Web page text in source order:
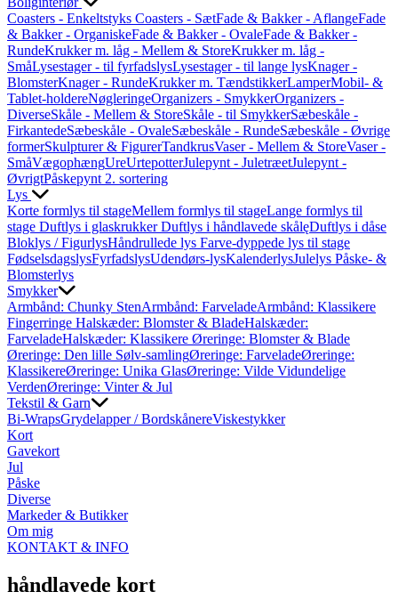
Coasters - Enkeltstyks Coasters - SætFade & Bakker - AflangeFade
& Bakker - OrganiskeFade & Bakker - OvaleFade & Bakker -
RundeKrukker m. låg - Mellem & StoreKrukker m. låg -
SmåLysestager - til fyrfadslysLysestager - til lange lysKnager -
BlomsterKnager - RundeKrukker m. TændstikkerLamperMobil- &
Tablet-holdereNøgleringeOrganizers - SmykkerOrganizers -
DiverseSkåle - Mellem & StoreSkåle - til SmykkerSæbeskåle -
FirkantedeSæbeskåle - OvaleSæbeskåle - RundeSæbeskåle - Øvrige
formerSkulpturer & FigurerTandkrusVaser - Mellem & StoreVaser -
SmåVægophængUreUrtepotterJulepynt - JuletræetJulepynt -
ØvrigtPåskepynt 2. sortering
Lys
Korte formlys til stageMellem formlys til stageLange formlys til
stage Duftlys i glaskrukkerDuftlys i håndlavede skålęDuftlys i dåse
Bloklys / FigurlysHåndrullede lys Farve-dyppede lys til stage
FødselsdagslysFyrfadslysUdendørs-lysKalenderlysJulelys Påske- &
Blomsterlys
Smykker
Armbånd: Chunky StenArmbånd: FarveladeArmbånd: Klassikere
Fingerringe Halskæder: Blomster & BladeHalskæder:
FarveladeHalskæder: Klassikere Øreringe: Blomster & Blade
Øreringe: Den lille Sølv-samlingØreringe: FarveladeØreringe:
KlassikereØreringe: Unika GlasØreringe: Vilde Vidundelige
VerdenØreringe: Vinter & Jul
Tekstil & Garn
Bi-WrapsGrydelapper / BordskånereViskestykker
Kort
Gavekort
Jul
Påske
Diverse
Markeder & Butikker
Om mig
KONTAKT & INFO
håndlavede kort